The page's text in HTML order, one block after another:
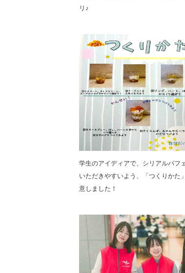
リ♪
学生のアイディアで、シリアルパフ
いただきやすいよう、「つくりかた
意しました！